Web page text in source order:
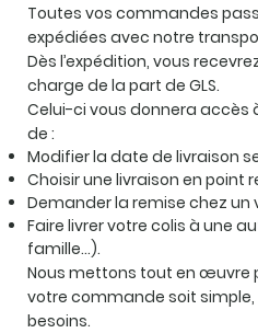
Toutes vos commandes
expédiées avec notre
Dès l’expédition, vous
charge de la part de GLS.
Celui-ci vous donnera accès
de :
Modifier la date de livraison
Choisir une livraison en point
Demander la remise chez un
Faire livrer votre colis à une
famille…).
Nous mettons tout en œuvre
votre commande soit
besoins.